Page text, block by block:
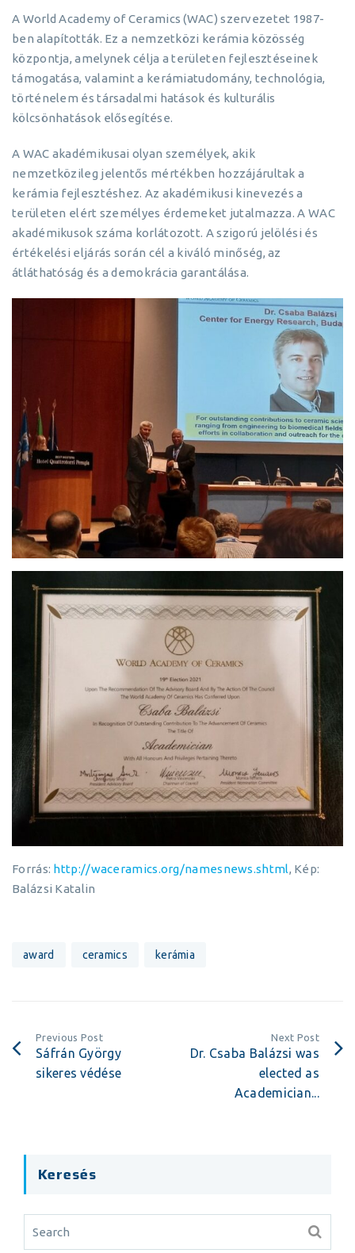
A World Academy of Ceramics (WAC) szervezetet 1987-
ben alapították. Ez a nemzetközi kerámia közösség
központja, amelynek célja a területen fejlesztéseinek
támogatása, valamint a kerámiatudomány, technológia,
történelem és társadalmi hatások és kulturális
kölcsönhatások elősegítése.
A WAC akadémikusai olyan személyek, akik
nemzetközileg jelentős mértékben hozzájárultak a
kerámia fejlesztéshez. Az akadémikusi kinevezés a
területen elért személyes érdemeket jutalmazza. A WAC
akadémikusok száma korlátozott. A szigorú jelölési és
értékelési eljárás során cél a kiváló minőség, az
átláthatóság és a demokrácia garantálása.
Forrás: http://waceramics.org/namesnews.shtml, Kép:
Balázsi Katalin
award ceramics kerámia
Previous Post
Sáfrán György
sikeres védése
Next Post
Dr. Csaba Balázsi was
elected as
Academician...
Keresés